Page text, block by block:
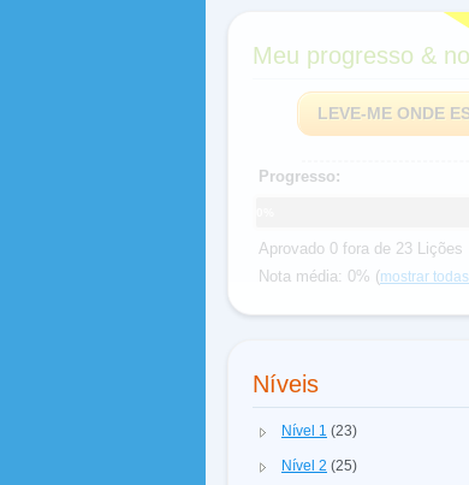
Meu progresso &
LEVE-ME ONDE
Progresso:
Aprovado 0 fora de 23 Lições
Nota média: 0% (mostrar
Níveis
Nível 1 (23)
Nível 2 (25)